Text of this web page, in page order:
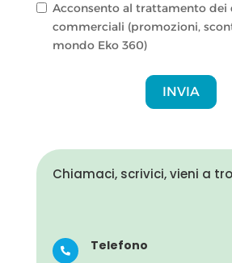
Acconsento al trattamento dei
commerciali (promozioni,
mondo Eko 360)
INVIA
Chiamaci, scrivici, vieni a
 Telefono